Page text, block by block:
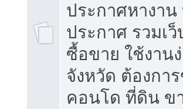
ประกาศหางาน
ประกาศ รวมเ
ซื้อขาย ใช้งาน
จังหวัด ต้องกา
คอนโด ที่ดิน ข